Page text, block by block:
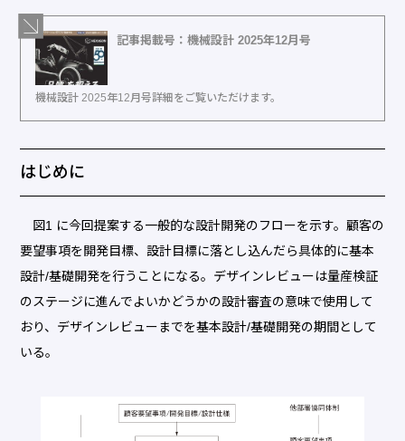
記事掲載号：機械設計 2025年12月号
機械設計 2025年12月号詳細をご覧いただけます。
はじめに
図1 に今回提案する一般的な設計開発のフローを示す。顧客の
要望事項を開発目標、設計目標に落とし込んだら具体的に基本
設計/基礎開発を行うことになる。デザインレビューは量産検証
のステージに進んでよいかどうかの設計審査の意味で使用して
おり、デザインレビューまでを基本設計/基礎開発の期間として
いる。